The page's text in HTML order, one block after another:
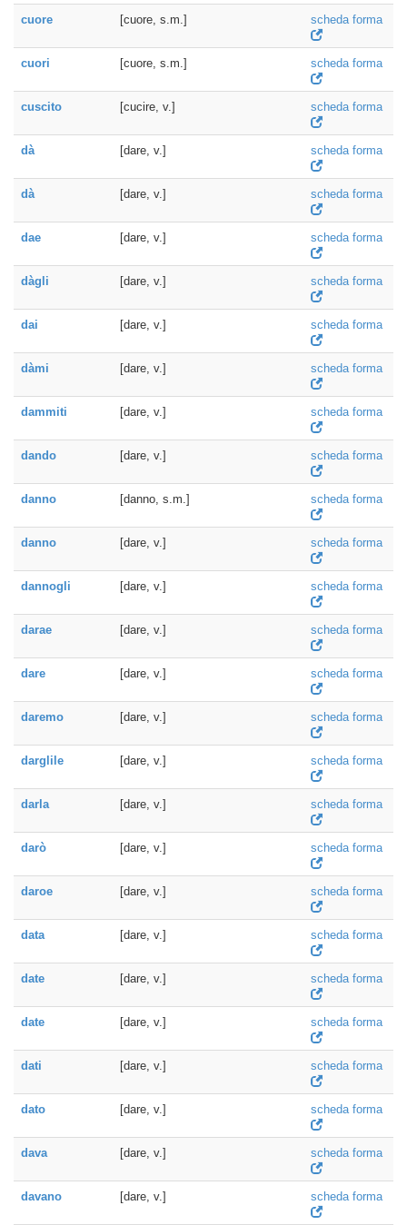
cuore [cuore, s.m.] scheda forma
cuori [cuore, s.m.] scheda forma
cuscito [cucire, v.] scheda forma
dà [dare, v.] scheda forma
dà [dare, v.] scheda forma
dae [dare, v.] scheda forma
dàgli [dare, v.] scheda forma
dai [dare, v.] scheda forma
dàmi [dare, v.] scheda forma
dammiti [dare, v.] scheda forma
dando [dare, v.] scheda forma
danno [danno, s.m.] scheda forma
danno [dare, v.] scheda forma
dannogli [dare, v.] scheda forma
darae [dare, v.] scheda forma
dare [dare, v.] scheda forma
daremo [dare, v.] scheda forma
darglile [dare, v.] scheda forma
darla [dare, v.] scheda forma
darò [dare, v.] scheda forma
daroe [dare, v.] scheda forma
data [dare, v.] scheda forma
date [dare, v.] scheda forma
date [dare, v.] scheda forma
dati [dare, v.] scheda forma
dato [dare, v.] scheda forma
dava [dare, v.] scheda forma
davano [dare, v.] scheda forma